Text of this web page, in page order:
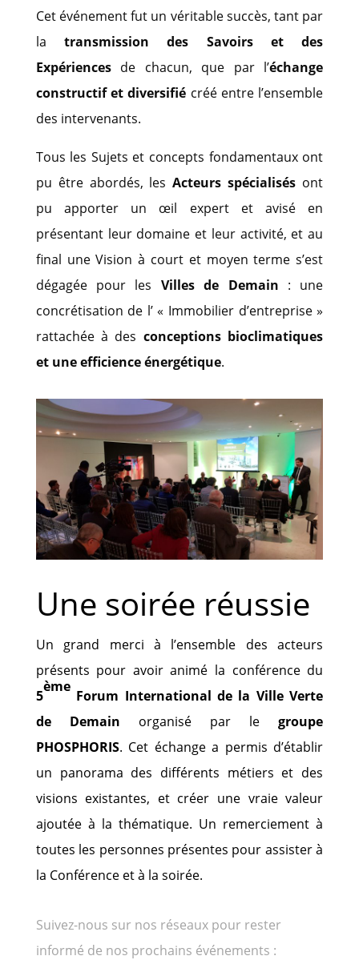
Cet événement fut un véritable succès, tant par
latransmission des Savoirs et des
Expériencesde chacun, que par l’échange
constructif et diversifié créé entre l’ensemble
des intervenants.
Tous les Sujets et concepts fondamentaux ont
pu être abordés, lesActeurs spécialisés ont
pu apporter un œil expert et avisé en
présentant leur domaine et leur activité, et au
final une Vision à court et moyen terme s’est
dégagée pour les Villes de Demain : une
concrétisation de l’ « Immobilier d’entreprise »
rattachée à des conceptions bioclimatiques
et une efficience énergétique.
Une soirée réussie
Un grand merci à l’ensemble des acteurs
présents pour avoir animé la conférence du
5
ème
Forum International de la Ville Verte
de Demain organisé par legroupe
PHOSPHORIS. Cet échange a permis d’établir
un panorama des différents métiers et des
visions existantes, et créer une vraie valeur
ajoutée à la thématique. Un remerciement à
toutes les personnes présentes pour assister à
la Conférence et à la soirée.
Suivez-nous sur nos réseaux pour rester
informé de nos prochains événements :